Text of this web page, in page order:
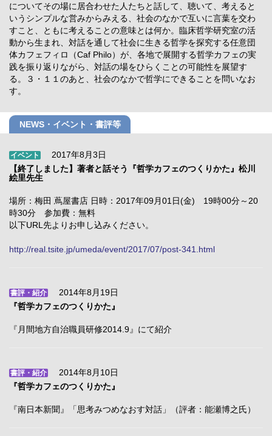
についてその場に居合わせた人たちと話して、聴いて、考えると
いうシンプルな営みからみえる、社会のなかで互いに言葉を交わ
すこと、ともに考えることの意味とは何か。臨床哲学研究室の活
動から生まれ、対話を通して社会に生きる哲学を探究する任意団
体カフェフィロ（Caf Philo）が、各地で展開する哲学カフェの実
践を振り返りながら、対話の場をひらくことの可能性を展望す
る。３・１１のあと、社会のなかで哲学にできることを問いなお
す。
NEWS・イベント・書評等
イベント
2017年8月3日
【終了しました】著者と話そう『哲学カフェのつくりかた』松川
絵里先生
場所：梅田 蔦屋書店 日時：2017年09月01日(金) 19時00分～20
時30分 参加費：無料
以下URL先よりお申し込みください。
http://real.tsite.jp/umeda/event/2017/07/post-341.html
書評・紹介
2014年8月19日
『哲学カフェのつくりかた』
『月間地方自治職員研修2014.9』にて紹介
書評・紹介
2014年8月10日
『哲学カフェのつくりかた』
『南日本新聞』「思考みつめなおす対話」（評者：能瀬博之氏）